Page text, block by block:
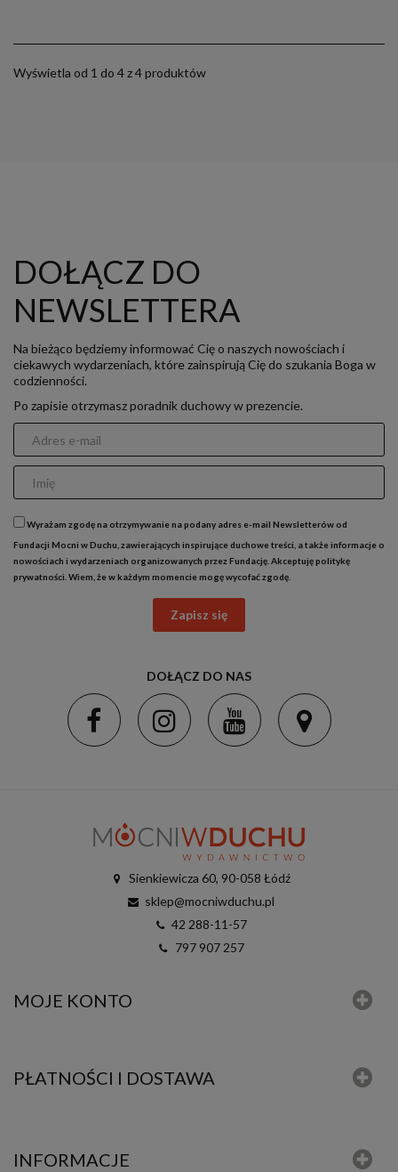
Wyświetla od 1 do 4 z 4 produktów
DOŁĄCZ DO
NEWSLETTERA
Na bieżąco będziemy informować Cię o naszych nowościach i
ciekawych wydarzeniach, które zainspirują Cię do szukania Boga w
codzienności.
Po zapisie otrzymasz poradnik duchowy w prezencie.
Wyrażam zgodę na otrzymywanie na podany adres e-mail Newsletterów od
Fundacji Mocni w Duchu, zawierających inspirujące duchowe treści, a także informacje o
nowościach i wydarzeniach organizowanych przez Fundację. Akceptujępolitykę
prywatności . Wiem, że w każdym momencie mogę wycofać zgodę.
Zapisz się
DOŁĄCZ DO NAS
Sienkiewicza 60, 90-058 Łódź
sklep@mocniwduchu.pl
42 288-11-57
797 907 257
MOJE KONTO
PŁATNOŚCI I DOSTAWA
INFORMACJE